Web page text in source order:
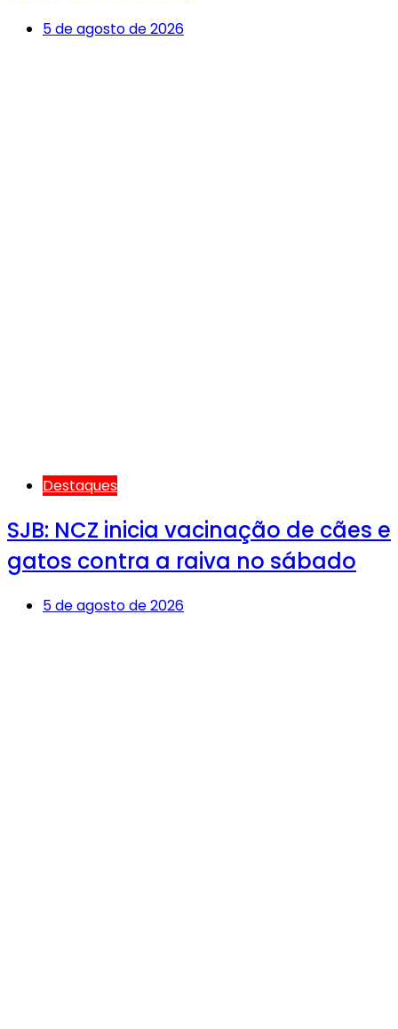
5 de agosto de 2026
Destaques
SJB: NCZ inicia vacinação de cães e
gatos contra a raiva no sábado
5 de agosto de 2026